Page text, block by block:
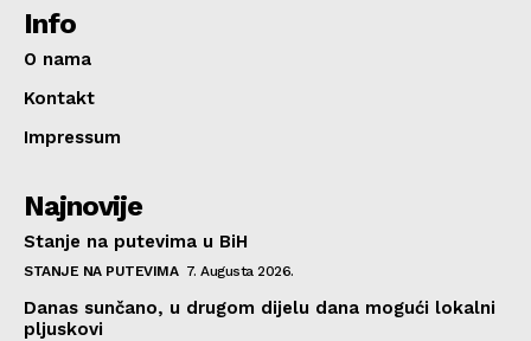
Info
O nama
Kontakt
Impressum
Najnovije
Stanje na putevima u BiH
STANJE NA PUTEVIMA 7. Augusta 2026.
Danas sunčano, u drugom dijelu dana mogući lokalni
pljuskovi